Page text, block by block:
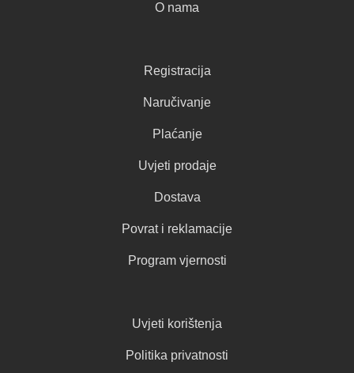
O nama
Registracija
Naručivanje
Plaćanje
Uvjeti prodaje
Dostava
Povrat i reklamacije
Program vjernosti
Uvjeti korištenja
Politika privatnosti